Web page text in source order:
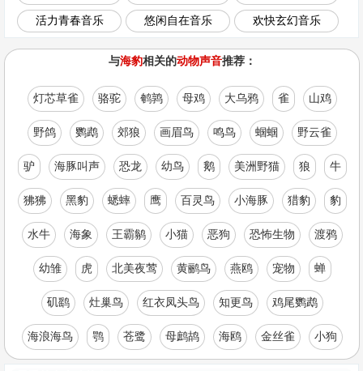
活力青春音乐 悠闲自在音乐 欢快玄幻音乐
与海豹相关的动物声音推荐：
灯芯草雀 骆驼 鹌鹑 母鸡 大乌鸦 雀 山鸡
野鸽 鹦鹉 郊狼 画眉鸟 鸣鸟 蝈蝈 野云雀
驴 海豚叫声 恐龙 幼鸟 鹅 美洲野猫 狼 牛
狒狒 黑豹 蟋蟀 鹰 百灵鸟 小海豚 猎豹 豹
水牛 海象 王霸鹟 小猫 恶狗 恐怖生物 渡鸦
幼雏 虎 北美夜莺 黄鹂鸟 燕鸥 宠物 蝉
矶鹞 灶巢鸟 红衣凤头鸟 知更鸟 鸡尾鹦鹉
海浪海鸟 鹗 苍鹭 母鹧鸪 海鸥 金丝雀 小狗